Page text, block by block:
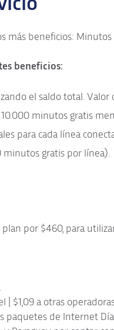
más beneficios:
beneficios:
el saldo total. Valor
minutos gratis
para cada línea
minutos gratis por línea).
por $460, para
$1,09 a otras
paquetes de Internet